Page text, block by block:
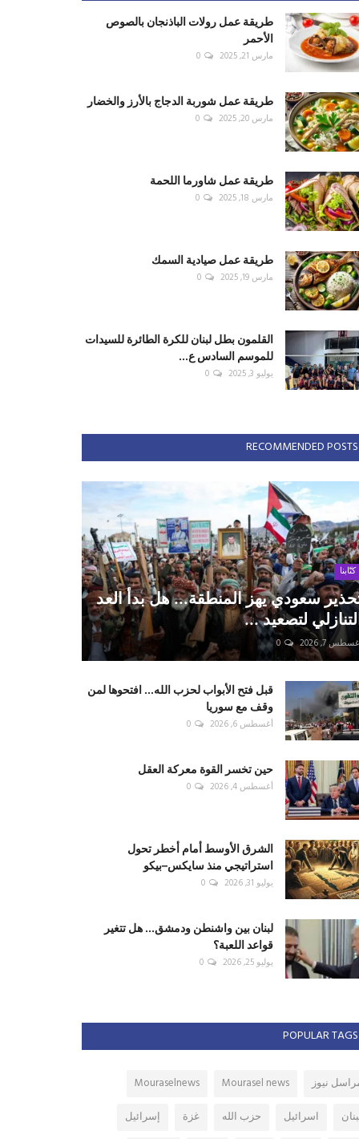
طريقة عمل رولات الباذنجان بالصوص
الأحمر
مارس 21, 2025 0
طريقة عمل شوربة الدجاج بالأرز والخضار
مارس 20, 2025 0
طريقة عمل شاورما اللحمة
مارس 18, 2025 0
طريقة عمل صيادية السمك
مارس 19, 2025 0
القلمون بطل لبنان للكرة الطائرة للسيدات
للموسم السادس ع...
يوليو 3, 2025 0
RECOMMENDED POSTS
كتّابنا
سعودي يهز المنطقة... هل بدأ العد
لتصعيد ...
7, 2026
0
قبل فتح الأبواب لحزب الله... افتحوها لمن
وقف مع سوريا
أغسطس 6, 2026 0
حين تخسر القوة معركة العقل
أغسطس 4, 2026 0
الشرق الأوسط أمام أخطر تحول
استراتيجي منذ سايكس–بيكو
يوليو 31, 2026 0
لبنان بين واشنطن ودمشق... هل تتغير
قواعد اللعبة؟
يوليو 25, 2026 0
POPULAR TAGS
نيوز Mourasel news
Mouraselnews
اسرائيل حزب الله غزة
إسرائيل